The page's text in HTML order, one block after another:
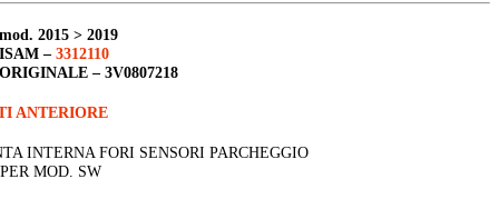
mod. 2015 > 2019
– 3312110
– 3V0807218
ANTERIORE
INTERNA FORI SENSORI PARCHEGGIO
MOD. SW